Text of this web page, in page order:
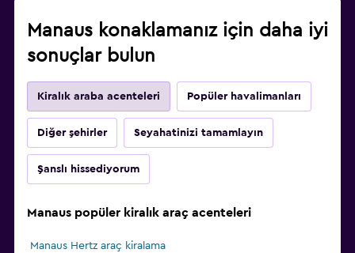
Manaus konaklamanız için daha iyi
sonuçlar bulun
Kiralık araba acenteleri Popüler havalimanları
Diğer şehirler Seyahatinizi tamamlayın
Şanslı hissediyorum
Manaus popüler kiralık araç acenteleri
Manaus Hertz araç kiralama